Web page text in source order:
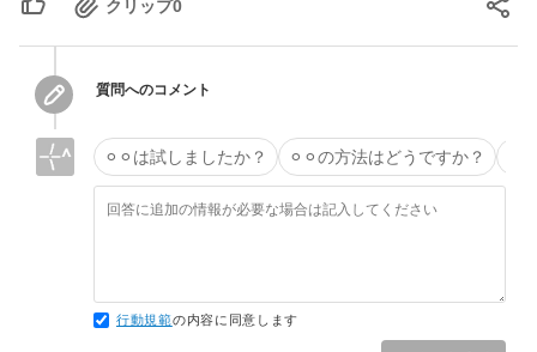
クリップ0
質問へのコメント
⚪︎⚪︎は試しましたか？ ⚪︎⚪︎の方法はどうですか？
行動規範の内容に同意します